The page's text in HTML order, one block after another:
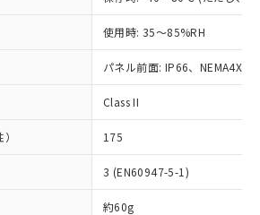
使用時: 35～85%RH
パネル前面: IP66、NEMA4X,
Class II
175
3 (EN60947-5-1)
約60g
承諾なく第三者に漏洩または開
いようお願いします。
ーツ機能（部品リスト作成サー
をご利用いただくには、I-Web
ーズにご登録されている必要が
。
が当ウェブサイト上で当社にご
た部品リストについて、当社
当社の共同利用者が、当社の製
ービスに関するお客様との取
談に必要な範囲で利用すること
り替え状況などにより、予定
ことがあります。
明書ダウンロード
証明書をダウンロードするこ
ることを示します。
の使用状況下において有害物
えいし、環境に深刻な影響を
数を意味します。
認です。当社販売部門へお問
、上記1、2および3の内容を当
者に通知します。また当社は、
および販売に係わる関係者が違
出するおそれがある場合は、取
をいたしません。
キャンセル
注生産機種、また在庫状況の
報を公開していない機種